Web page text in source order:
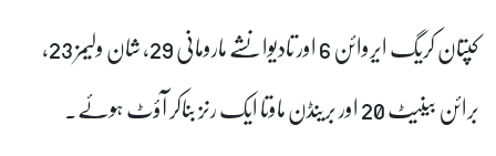
کپتان کریگ ایروائن 6 اور تادیوانشے مارومانی 29، شان ولیمز 23،
برائن بینیٹ 20 اور برینڈن ماوتا ایک رنز بناکر آؤٹ ہوئے۔